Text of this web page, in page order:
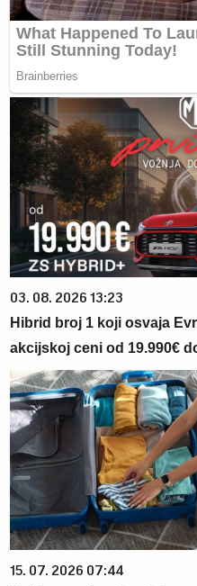
03. 08. 2026 13:23
Hibrid broj 1 koji osvaja
akcijskoj ceni od 19.990€
15. 07. 2026 07:44